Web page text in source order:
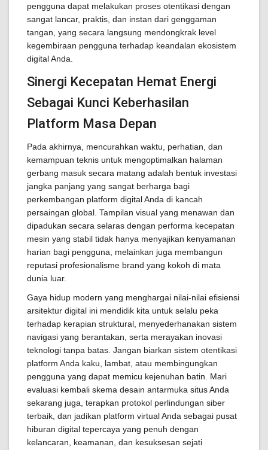
pengguna dapat melakukan proses otentikasi dengan
sangat lancar, praktis, dan instan dari genggaman
tangan, yang secara langsung mendongkrak level
kegembiraan pengguna terhadap keandalan ekosistem
digital Anda.
Sinergi Kecepatan Hemat Energi
Sebagai Kunci Keberhasilan
Platform Masa Depan
Pada akhirnya, mencurahkan waktu, perhatian, dan
kemampuan teknis untuk mengoptimalkan halaman
gerbang masuk secara matang adalah bentuk investasi
jangka panjang yang sangat berharga bagi
perkembangan platform digital Anda di kancah
persaingan global. Tampilan visual yang menawan dan
dipadukan secara selaras dengan performa kecepatan
mesin yang stabil tidak hanya menyajikan kenyamanan
harian bagi pengguna, melainkan juga membangun
reputasi profesionalisme brand yang kokoh di mata
dunia luar.
Gaya hidup modern yang menghargai nilai-nilai efisiensi
arsitektur digital ini mendidik kita untuk selalu peka
terhadap kerapian struktural, menyederhanakan sistem
navigasi yang berantakan, serta merayakan inovasi
teknologi tanpa batas. Jangan biarkan sistem otentikasi
platform Anda kaku, lambat, atau membingungkan
pengguna yang dapat memicu kejenuhan batin. Mari
evaluasi kembali skema desain antarmuka situs Anda
sekarang juga, terapkan protokol perlindungan siber
terbaik, dan jadikan platform virtual Anda sebagai pusat
hiburan digital tepercaya yang penuh dengan
kelancaran, keamanan, dan kesuksesan sejati